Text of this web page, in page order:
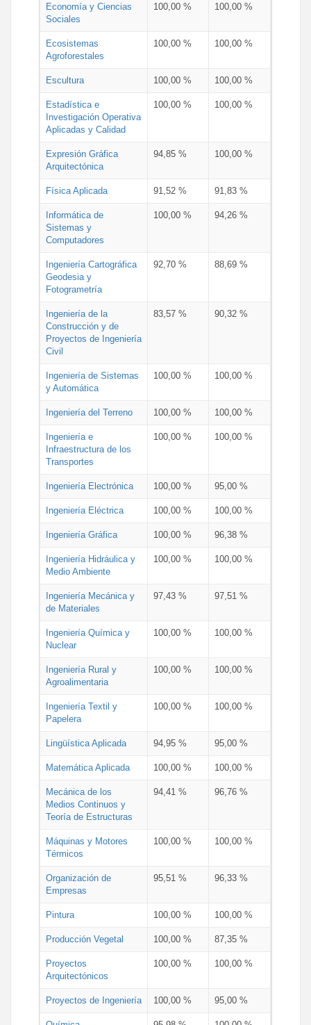
Economía y Ciencias
Sociales
100,00 % 100,00 %
Ecosistemas
Agroforestales
100,00 % 100,00 %
Escultura 100,00 % 100,00 %
Estadística e
Investigación Operativa
Aplicadas y Calidad
100,00 % 100,00 %
Expresión Gráfica
Arquitectónica
94,85 % 100,00 %
Física Aplicada 91,52 % 91,83 %
Informática de
Sistemas y
Computadores
100,00 % 94,26 %
Ingeniería Cartográfica
Geodesia y
Fotogrametría
92,70 % 88,69 %
Ingeniería de la
Construcción y de
Proyectos de Ingeniería
Civil
83,57 % 90,32 %
Ingeniería de Sistemas
y Automática
100,00 % 100,00 %
Ingeniería del Terreno 100,00 % 100,00 %
Ingeniería e
Infraestructura de los
Transportes
100,00 % 100,00 %
Ingeniería Electrónica 100,00 % 95,00 %
Ingeniería Eléctrica 100,00 % 100,00 %
Ingeniería Gráfica 100,00 % 96,38 %
Ingeniería Hidráulica y
Medio Ambiente
100,00 % 100,00 %
Ingeniería Mecánica y
de Materiales
97,43 % 97,51 %
Ingeniería Química y
Nuclear
100,00 % 100,00 %
Ingeniería Rural y
Agroalimentaria
100,00 % 100,00 %
Ingeniería Textil y
Papelera
100,00 % 100,00 %
Lingüística Aplicada 94,95 % 95,00 %
Matemática Aplicada 100,00 % 100,00 %
Mecánica de los
Medios Continuos y
Teoría de Estructuras
94,41 % 96,76 %
Máquinas y Motores
Térmicos
100,00 % 100,00 %
Organización de
Empresas
95,51 % 96,33 %
Pintura 100,00 % 100,00 %
Producción Vegetal 100,00 % 87,35 %
Proyectos
Arquitectónicos
100,00 % 100,00 %
Proyectos de Ingeniería 100,00 % 95,00 %